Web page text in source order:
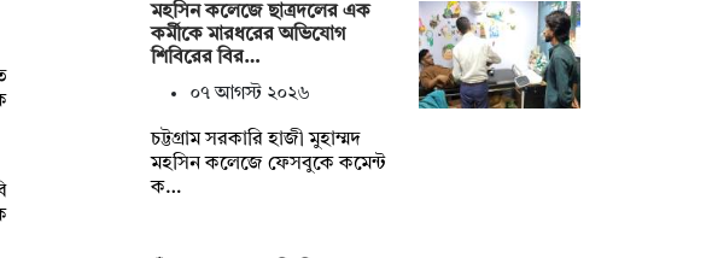
মহসিন কলেজে ছাত্রদলের এক
কর্মীকে মারধরের অভিযোগ
শিবিরের বির…
০৭ আগস্ট ২০২৬
চট্টগ্রাম সরকারি হাজী মুহাম্মদ
মহসিন কলেজে ফেসবুকে কমেন্ট
ক…